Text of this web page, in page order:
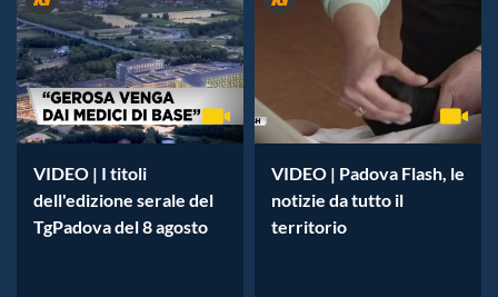
VIDEO | I titoli
dell'edizione serale del
TgPadova del 8 agosto
VIDEO | Padova Flash, le
notizie da tutto il
territorio